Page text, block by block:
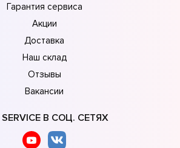
Гарантия сервиса
Акции
Доставка
Наш склад
Отзывы
Вакансии
SERVICE В СОЦ. СЕТЯХ